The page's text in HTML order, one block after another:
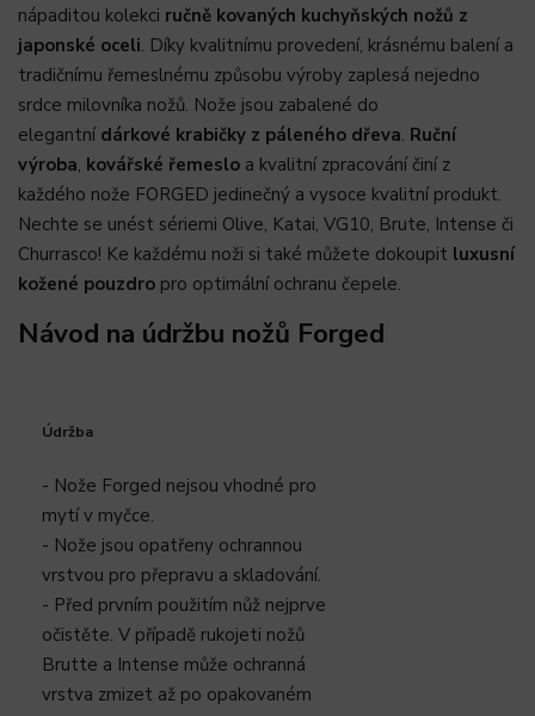
nápaditou kolekci ručně kovaných kuchyňských nožů z
japonské oceli. Díky kvalitnímu provedení, krásnému balení a
tradičnímu řemeslnému způsobu výroby zaplesá nejedno
srdce milovníka nožů. Nože jsou zabalené do
elegantní dárkové krabičky z páleného dřeva. Ruční
výroba, kovářské řemeslo a kvalitní zpracování činí z
každého nože FORGED jedinečný a vysoce kvalitní produkt.
Nechte se unést sériemi Olive, Katai, VG10, Brute, Intense či
Churrasco! Ke každému noži si také můžete dokoupit luxusní
kožené pouzdro pro optimální ochranu čepele.
Návod na údržbu nožů Forged
Údržba
- Nože Forged nejsou vhodné pro
mytí v myčce.
- Nože jsou opatřeny ochrannou
vrstvou pro přepravu a skladování.
- Před prvním použitím nůž nejprve
očistěte. V případě rukojeti nožů
Brutte a Intense může ochranná
vrstva zmizet až po opakovaném